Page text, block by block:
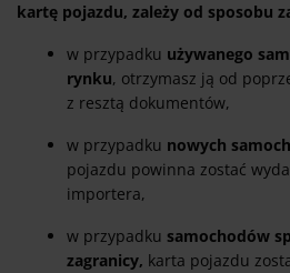
kartę pojazdu, zależy od sposobu
w przypadku używanego
rynku, otrzymasz ją od
z resztą dokumentów,
w przypadku nowych
pojazdu powinna zostać
importera,
w przypadku samochodów
zagranicy, karta pojazdu